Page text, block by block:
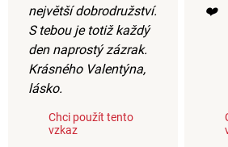
největší dobrodružství.
S tebou je totiž každý
den naprostý zázrak.
Krásného Valentýna,
lásko.
Chci použít tento
vzkaz
❤️